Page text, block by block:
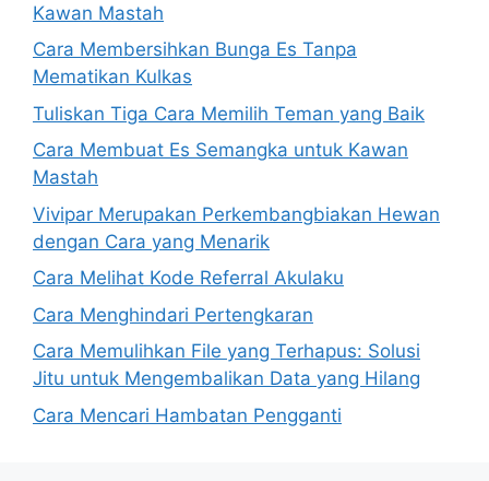
Kawan Mastah
Cara Membersihkan Bunga Es Tanpa
Mematikan Kulkas
Tuliskan Tiga Cara Memilih Teman yang Baik
Cara Membuat Es Semangka untuk Kawan
Mastah
Vivipar Merupakan Perkembangbiakan Hewan
dengan Cara yang Menarik
Cara Melihat Kode Referral Akulaku
Cara Menghindari Pertengkaran
Cara Memulihkan File yang Terhapus: Solusi
Jitu untuk Mengembalikan Data yang Hilang
Cara Mencari Hambatan Pengganti